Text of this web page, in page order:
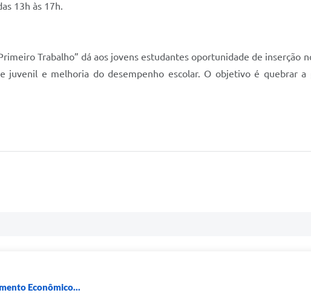
13h às 17h.
Trabalho” dá aos jovens estudantes oportunidade de inserção
juvenil e melhoria do desempenho escolar. O objetivo é quebrar a
Econômico...